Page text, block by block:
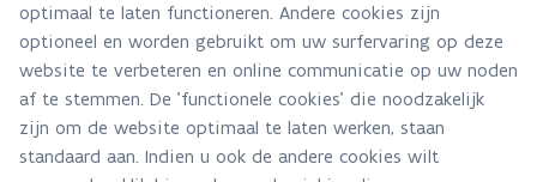
Alle contactgegevens
Adres
Stationsstraat 110
2800 Mechelen
Route en bereikbaarheid
optimaal te laten functioneren. Andere cookies zijn
optioneel en worden gebruikt om uw surfervaring op deze
website te verbeteren en online communicatie op uw noden
af te stemmen. De 'functionele cookies' die noodzakelijk
zijn om de website optimaal te laten werken, staan
standaard aan. Indien u ook de andere cookies wilt